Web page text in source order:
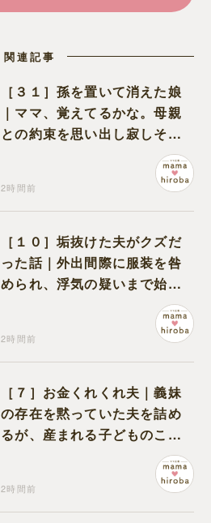
関連記事
［３１］孫を置いて消えた娘
｜ママ、覚えてるかな。母親
との約束を思い出し寂しそう
2時間前
［１０］垢抜けた夫がクズだ
った話｜外出間際に服装を咎
められ、浮気の疑いまで始め
2時間前
［７］お金くれくれ夫｜義妹
の存在を黙っていた夫を詰め
るが、産まれる子どものこと
を第一に考えてと流される
2時間前